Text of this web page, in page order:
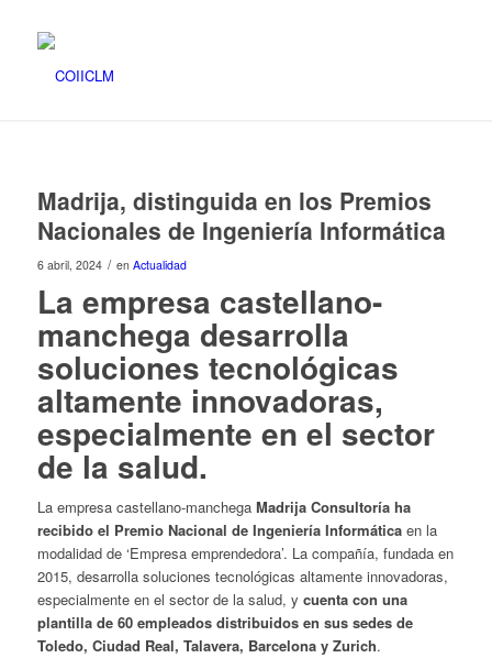
Madrija, distinguida en los Premios
Nacionales de Ingeniería Informática
6 abril, 2024 / en Actualidad
La empresa castellano-
manchega desarrolla
soluciones tecnológicas
altamente innovadoras,
especialmente en el sector
de la salud.
La empresa castellano-manchega Madrija Consultoría ha
recibido el Premio Nacional de Ingeniería Informáticaen la
modalidad de ‘Empresa emprendedora’. La compañía, fundada en
2015, desarrolla soluciones tecnológicas altamente innovadoras,
especialmente en el sector de la salud, y cuenta con una
plantilla de 60 empleados distribuidos en sus sedes de
Toledo, Ciudad Real, Talavera, Barcelona y Zurich.